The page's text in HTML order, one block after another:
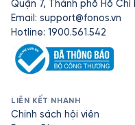
Quận 7, Thành phố Hồ Chí
Email: support@fonos.vn
Hotline: 1900.561.542
LIÊN KẾT NHANH
Chính sách hội viên